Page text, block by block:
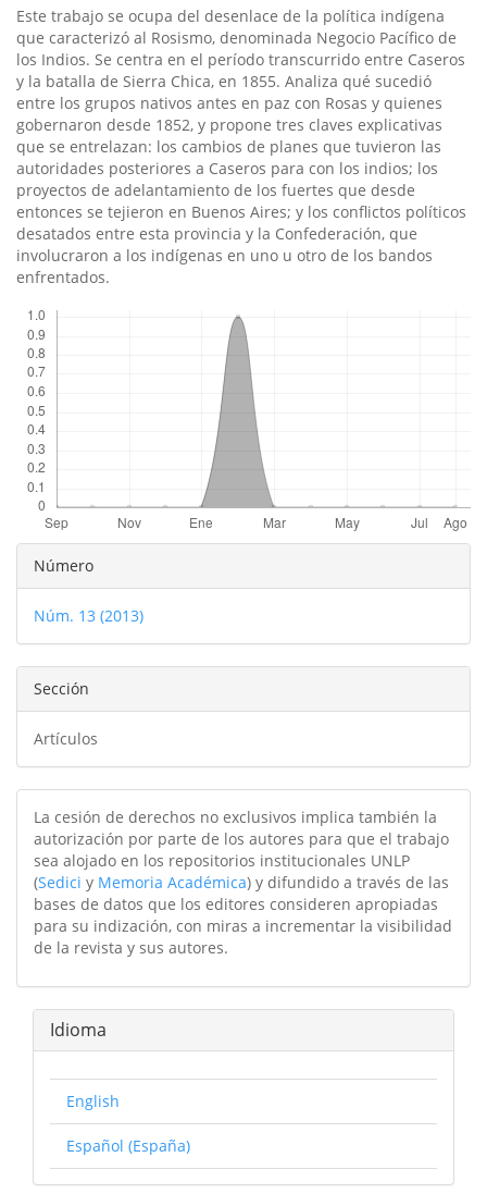
Este trabajo se ocupa del desenlace de la polí­tica indí­gena
que caracterizó al Rosismo, denominada Negocio Pací­fico de
los Indios. Se centra en el perí­odo transcurrido entre Caseros
y la batalla de Sierra Chica, en 1855. Analiza qué sucedió
entre los grupos nativos antes en paz con Rosas y quienes
gobernaron desde 1852, y propone tres claves explicativas
que se entrelazan: los cambios de planes que tuvieron las
autoridades posteriores a Caseros para con los indios; los
proyectos de adelantamiento de los fuertes que desde
entonces se tejieron en Buenos Aires; y los conflictos polí­ticos
desatados entre esta provincia y la Confederación, que
involucraron a los indí­genas en uno u otro de los bandos
enfrentados.
Detalles
del
artículo
Número
Núm. 13 (2013)
Sección
Artículos
La cesión de derechos no exclusivos implica también la
autorización por parte de los autores para que el trabajo
sea alojado en los repositorios institucionales UNLP
(Sedici y Memoria Académica) y difundido a través de las
bases de datos que los editores consideren apropiadas
para su indización, con miras a incrementar la visibilidad
de la revista y sus autores.
Idioma
English
Español (España)